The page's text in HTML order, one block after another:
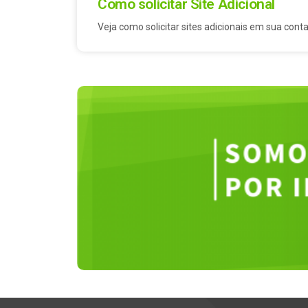
Como solicitar Site Adicional
Veja como solicitar sites adicionais em sua